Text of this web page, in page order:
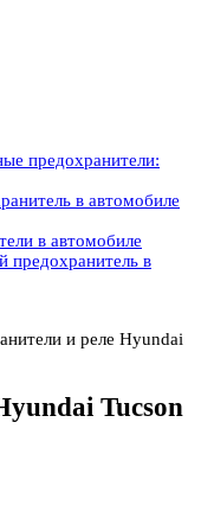
предохранители:
в автомобиле
в автомобиле
предохранитель в
и реле Hyundai
Tucson